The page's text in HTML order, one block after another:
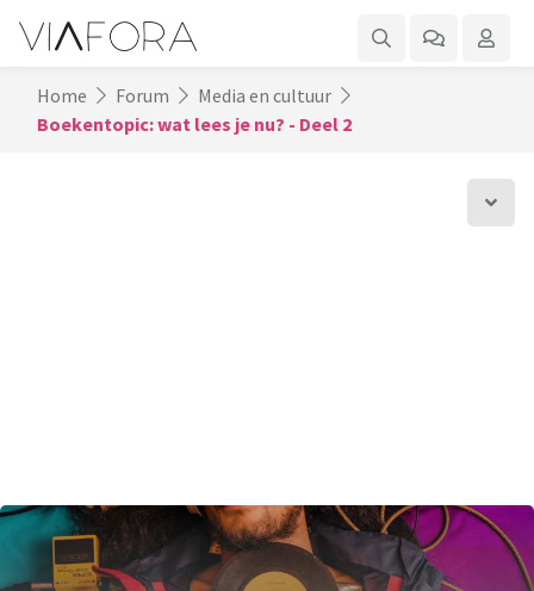
Home Forum
Media en cultuur
Boekentopic: wat lees je nu? - Deel 2